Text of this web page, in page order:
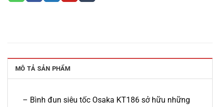
MÔ TẢ SẢN PHẨM
– Bình đun siêu tốc Osaka KT186 sở hữu những